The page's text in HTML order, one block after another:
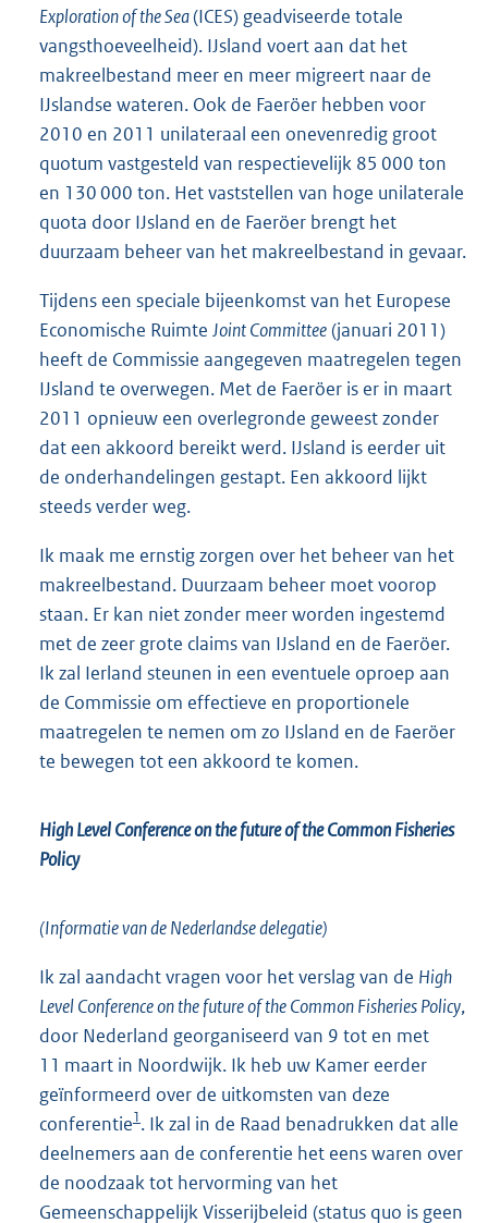
Exploration of the Sea(ICES) geadviseerde totale
vangsthoeveelheid). IJsland voert aan dat het
makreelbestand meer en meer migreert naar de
IJslandse wateren. Ook de Faeröer hebben voor
2010 en 2011 unilateraal een onevenredig groot
quotum vastgesteld van respectievelijk 85 000 ton
en 130 000 ton. Het vaststellen van hoge unilaterale
quota door IJsland en de Faeröer brengt het
duurzaam beheer van het makreelbestand in gevaar.
Tijdens een speciale bijeenkomst van het Europese
Economische Ruimte Joint Committee(januari 2011)
heeft de Commissie aangegeven maatregelen tegen
IJsland te overwegen. Met de Faeröer is er in maart
2011 opnieuw een overlegronde geweest zonder
dat een akkoord bereikt werd. IJsland is eerder uit
de onderhandelingen gestapt. Een akkoord lijkt
steeds verder weg.
Ik maak me ernstig zorgen over het beheer van het
makreelbestand. Duurzaam beheer moet voorop
staan. Er kan niet zonder meer worden ingestemd
met de zeer grote claims van IJsland en de Faeröer.
Ik zal Ierland steunen in een eventuele oproep aan
de Commissie om effectieve en proportionele
maatregelen te nemen om zo IJsland en de Faeröer
te bewegen tot een akkoord te komen.
High Level Conference on the future of the Common Fisheries
Policy
(Informatie van de Nederlandse delegatie)
Ik zal aandacht vragen voor het verslag van de High
Level Conference on the future of the Common Fisheries Policy,
door Nederland georganiseerd van 9 tot en met
11 maart in Noordwijk. Ik heb uw Kamer eerder
geïnformeerd over de uitkomsten van deze
conferentie1. Ik zal in de Raad benadrukken dat alle
deelnemers aan de conferentie het eens waren over
de noodzaak tot hervorming van het
Gemeenschappelijk Visserijbeleid (status quo is geen